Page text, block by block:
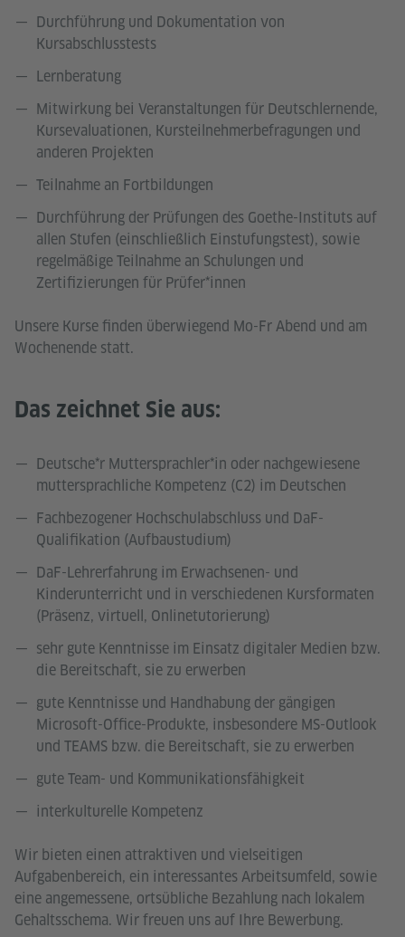
Durchführung und Dokumentation von
Kursabschlusstests
Lernberatung
Mitwirkung bei Veranstaltungen für Deutschlernende,
Kursevaluationen, Kursteilnehmerbefragungen und
anderen Projekten
Teilnahme an Fortbildungen
Durchführung der Prüfungen des Goethe-Instituts auf
allen Stufen (einschließlich Einstufungstest), sowie
regelmäßige Teilnahme an Schulungen und
Zertifizierungen für Prüfer*innen
Unsere Kurse finden überwiegend Mo-Fr Abend und am
Wochenende statt.
Das zeichnet Sie aus:
Deutsche*r Muttersprachler*in oder nachgewiesene
muttersprachliche Kompetenz (C2) im Deutschen
Fachbezogener Hochschulabschluss und DaF-
Qualifikation (Aufbaustudium)
DaF-Lehrerfahrung im Erwachsenen- und
Kinderunterricht und in verschiedenen Kursformaten
(Präsenz, virtuell, Onlinetutorierung)
sehr gute Kenntnisse im Einsatz digitaler Medien bzw.
die Bereitschaft, sie zu erwerben
gute Kenntnisse und Handhabung der gängigen
Microsoft-Office-Produkte, insbesondere MS-Outlook
und TEAMS bzw. die Bereitschaft, sie zu erwerben
gute Team- und Kommunikationsfähigkeit
interkulturelle Kompetenz
Wir bieten einen attraktiven und vielseitigen
Aufgabenbereich, ein interessantes Arbeitsumfeld, sowie
eine angemessene, ortsübliche Bezahlung nach lokalem
Gehaltsschema. Wir freuen uns auf Ihre Bewerbung.